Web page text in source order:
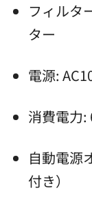
フィルタ
ター
電源:
消費電力:
自動電源
付き）